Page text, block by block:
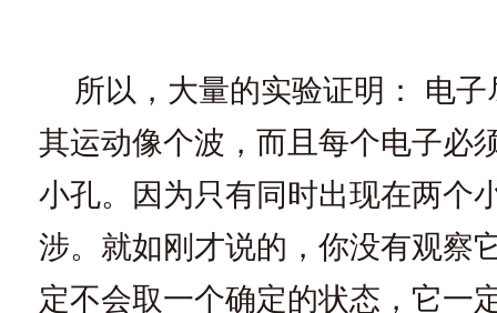
所以，大量的实验证明： 电子
其运动像个波，而且每个电子必
小孔。因为只有同时出现在两个
涉。就如刚才说的，你没有观察
定不会取一个确定的状态，它一